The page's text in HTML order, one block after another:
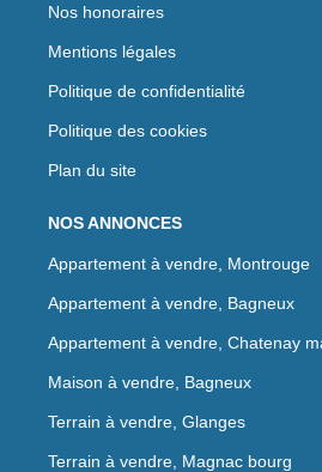
Nos honoraires
Mentions légales
Politique de confidentialité
Politique des cookies
Plan du site
NOS ANNONCES
Appartement à vendre, Montrouge
Appartement à vendre, Bagneux
Appartement à vendre, Chatenay
Maison à vendre, Bagneux
Terrain à vendre, Glanges
Terrain à vendre, Magnac bourg